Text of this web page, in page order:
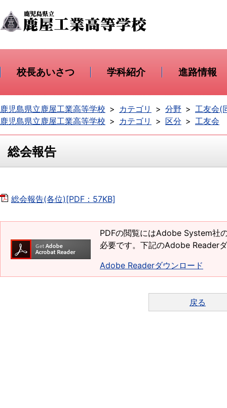
校長あいさつ 学科紹介 進路情報
鹿児島県立鹿屋工業高等学校 カテゴリ 分野
工友会(
鹿児島県立鹿屋工業高等学校
カテゴリ 区分 工友会
総会報告
総会報告(各位)[PDF：57KB]
PDFの閲覧にはAdobe System社
必要です。下記のAdobe Reader
Adobe Readerダウンロード
戻る